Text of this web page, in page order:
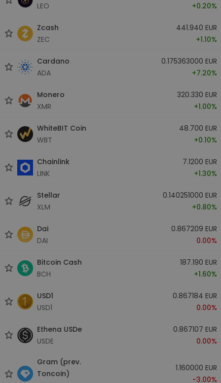
LEO
+0.20%
Zcash
ZEC
441.940 EUR
+1.10%
Cardano
ADA
0.175363000 EUR
+7.20%
Monero
XMR
320.330 EUR
+1.00%
WhiteBIT Coin
WBT
48.700 EUR
+0.10%
Chainlink
LINK
7.1200 EUR
+1.30%
Stellar
XLM
0.140251000 EUR
+0.80%
Dai
DAI
0.867209 EUR
0.00%
Bitcoin Cash
BCH
187.190 EUR
+1.60%
USD1
USD1
0.867184 EUR
0.00%
Ethena USDe
USDE
0.867107 EUR
0.00%
Gram (prev.
Toncoin)
1.160000 EUR
-3.00%